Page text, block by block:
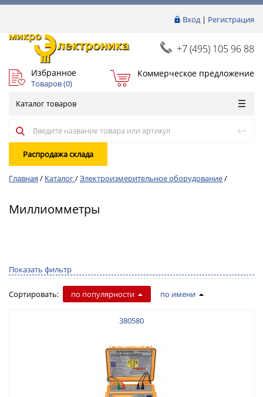
Вход| Регистрация
+7 (495) 105 96 88
Избранное
Товаров (0)
Коммерческое предложение
Каталог товаров
Распродажа склада
Главная / Каталог/Электроизмерительное оборудование/
Миллиомметры
Показать фильтр
Сортировать: по популярности по имени
380580